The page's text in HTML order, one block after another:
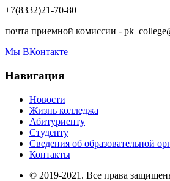
+7(8332)21-70-80
почта приемной комиссии -
Мы ВКонтакте
Навигация
Новости
Жизнь колледжа
Абитуриенту
Студенту
Сведения об образовательной
Контакты
© 2019-2021. Все права